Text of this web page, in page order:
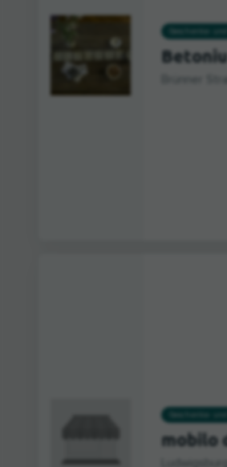
mobilo